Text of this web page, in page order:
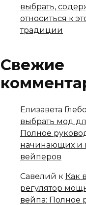
выбрать,
относиться к
традиции
Свежие
Елизавета
выбрать мод
Полное
начинающих и
вейперов
Савелий к Как
регулятор
вейпа: Полное